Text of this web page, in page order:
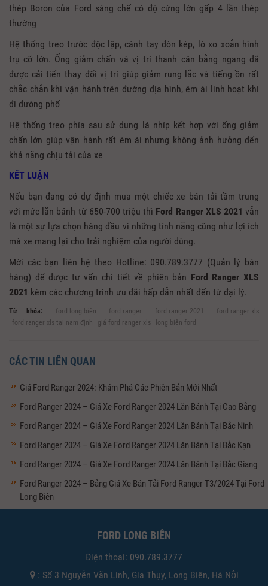
thép Boron của Ford sáng chế có độ cứng lớn gấp 4 lần thép
thường
Hệ thống treo trước độc lập, cánh tay đòn kép, lò xo xoắn hình
trụ cỡ lớn. Ống giảm chấn và vị trí thanh cân bằng ngang đã
được cải tiến thay đổi vị trí giúp giảm rung lắc và tiếng ồn rất
chắc chắn khi vận hành trên đường địa hình, êm ái linh hoạt khi
đi đường phố
Hệ thống treo phía sau sử dụng lá nhíp kết hợp với ống giảm
chấn lớn giúp vận hành rất êm ái nhưng không ảnh hưởng đến
khả năng chịu tải của xe
KẾT LUẬN
Nếu bạn đang có dự định mua một chiếc xe bán tải tầm trung
với mức lăn bánh từ 650-700 triệu thì Ford Ranger XLS 2021 vẫn
là một sự lựa chọn hàng đầu vì những tính năng cũng như lợi ích
mà xe mang lại cho trải nghiệm của người dùng.
Mời các bạn liên hệ theo Hotline: 090.789.3777 (Quản lý bán
hàng) để được tư vấn chi tiết về phiên bản Ford Ranger XLS
2021 kèm các chương trình ưu đãi hấp dẫn nhất đến từ đại lý.
Từ khóa: ford long biên ford ranger ford ranger 2021
ford ranger xls
ford ranger xls tại nam định
giá ford ranger xls long biên ford
CÁC TIN LIÊN QUAN
Giá Ford Ranger 2024: Khám Phá Các Phiên Bản Mới Nhất
Ford Ranger 2024 – Giá Xe Ford Ranger 2024 Lăn Bánh Tại Cao Bằng
Ford Ranger 2024 – Giá Xe Ford Ranger 2024 Lăn Bánh Tại Bắc Ninh
Ford Ranger 2024 – Giá Xe Ford Ranger 2024 Lăn Bánh Tại Bắc Kạn
Ford Ranger 2024 – Giá Xe Ford Ranger 2024 Lăn Bánh Tại Bắc Giang
Ford Ranger 2024 – Bảng Giá Xe Bán Tải Ford Ranger T3/2024 Tại Ford
Long Biên
FORD LONG BIÊN
Điện thoại: 090.789.3777
: Số 3 Nguyễn Văn Linh, Gia Thụy, Long Biên, Hà Nội